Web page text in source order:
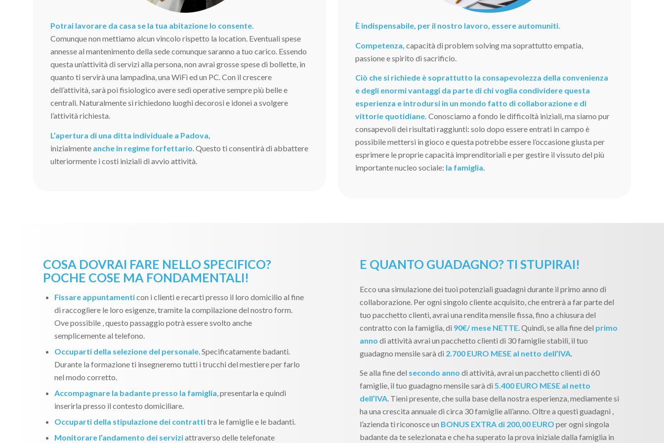
Potrai lavorare da casa se la tua abitazione lo consente.
Comunque non mettiamo alcun vincolo rispetto la location. Eventuali spese
annesse al mantenimento della sede comunque saranno a tuo carico. Essendo
questa un’attività di servizi alla persona, non avrai grosse spese di bollette, in
quanto ti servirà una lampadina, una WiFi ed un PC. Con il crescere
dell’attività, sarà poi fisiologico avere sedi operative sempre più belle e
centrali. Naturalmente si richiedono luoghi decorosi e idonei a svolgere
l’attività richiesta.
L’apertura di una ditta individuale a Padova,
inizialmente anche in regime forfettario . Questo ti consentirà di abbattere
ulteriormente i costi iniziali di avvio attività.
È indispensabile, per il nostro lavoro, essere automuniti.
Competenza,capacità di problem solving ma soprattutto empatia,
passione e spirito di sacrificio.
Ciò che si richiede è soprattutto la consapevolezza della convenienza
e degli enormi vantaggi da parte di chi voglia condividere questa
esperienza e introdursi in un mondo fatto di collaborazione e di
vittorie quotidiane. Conosciamo a fondo le difficoltà iniziali, ma siamo pur
consapevoli dei risultati raggiunti: solo dopo essere entrati in campo è
possibile mettersi in gioco e questa potrebbe essere l’occasione giusta per
esprimere le proprie capacità imprenditoriali e per gestire il vissuto del più
importante nucleo sociale: la famiglia.
COSA DOVRAI FARE NELLO SPECIFICO?
POCHE COSE MA FONDAMENTALI!
Fissare appuntamenticon i clienti e recarti presso il loro domicilio al fine
di raccogliere le loro esigenze, tramite la compilazione del nostro form.
Ove possibile , questo passaggio potrà essere svolto anche
semplicemente al telefono.
Occuparti della selezione del personale. Specificatamente badanti.
Durante la formazione ti insegneremo tutti i trucchi del mestiere per farlo
nel modo corretto.
Accompagnare la badante presso la famiglia, presentarla e quindi
inserirla presso il contesto domiciliare.
Occuparti della stipulazione dei contrattitra le famiglie e le badanti.
Monitorare l’andamento dei serviziattraverso delle telefonate
E QUANTO GUADAGNO? TI STUPIRAI!
Ecco una simulazione dei tuoi potenziali guadagni durante il primo anno di
collaborazione. Per ogni singolo cliente acquisito, che entrerà a far parte del
tuo pacchetto clienti, avrai una rendita mensile fissa, fino a chiusura del
contratto con la famiglia, di 90€/ mese NETTE . Quindi, se alla fine del primo
anno di attività avrai un pacchetto clienti di 30 famiglie stabili, il tuo
guadagno mensile sarà di 2.700 EURO MESE al netto dell’IVA
Se alla fine del secondo anno di attività, avrai un pacchetto clienti di 60
famiglie, il tuo guadagno mensile sarà di5.400 EURO MESE al netto
dell’IVA. Tieni presente, che sulla base della nostra esperienza, mediamente si
ha una crescita annuale di circa 30 famiglie all’anno. Oltre a questi guadagni ,
l’azienda ti riconosce un BONUS EXTRA di 200,00 EURO per ogni singola
badante da te selezionata e che ha superato la prova iniziale dalla famiglia in